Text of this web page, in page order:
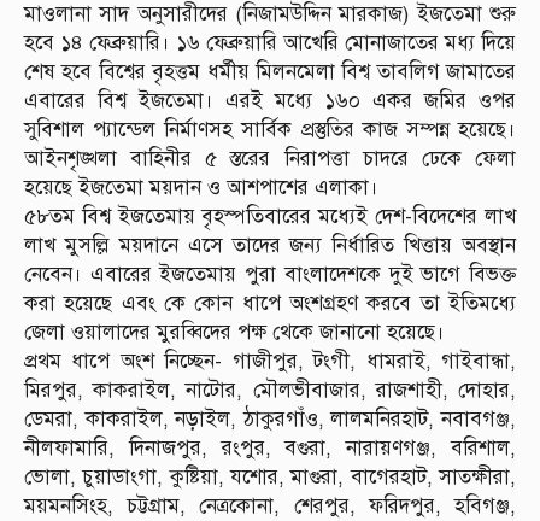
মাওলানা সাদ অনুসারীদের (নিজামউদ্দিন মারকাজ) ইজতেমা শুরু
হবে ১৪ ফেব্রুয়ারি। ১৬ ফেব্রুয়ারি আখেরি মোনাজাতের মধ্য দিয়ে
শেষ হবে বিশ্বের বৃহত্তম ধর্মীয় মিলনমেলা বিশ্ব তাবলিগ জামাতের
এবারের বিশ্ব ইজতেমা। এরই মধ্যে ১৬০ একর জমির ওপর
সুবিশাল প্যান্ডেল নির্মাণসহ সার্বিক প্রস্তুতির কাজ সম্পন্ন হয়েছে।
আইনশৃঙ্খলা বাহিনীর ৫ স্তরের নিরাপত্তা চাদরে ঢেকে ফেলা
হয়েছে ইজতেমা ময়দান ও আশপাশের এলাকা।
৫৮তম বিশ্ব ইজতেমায় বৃহস্পতিবারের মধ্যেই দেশ-বিদেশের লাখ
লাখ মুসল্লি ময়দানে এসে তাদের জন্য নির্ধারিত খিত্তায় অবস্থান
নেবেন। এবারের ইজতেমায় পুরা বাংলাদেশকে দুই ভাগে বিভক্ত
করা হয়েছে এবং কে কোন ধাপে অংশগ্রহণ করবে তা ইতিমধ্যে
জেলা ওয়ালাদের মুরব্বিদের পক্ষ থেকে জানানো হয়েছে।
প্রথম ধাপে অংশ নিচ্ছেন- গাজীপুর, টংগী, ধামরাই, গাইবান্ধা,
মিরপুর, কাকরাইল, নাটোর, মৌলভীবাজার, রাজশাহী, দোহার,
ডেমরা, কাকরাইল, নড়াইল, ঠাকুরগাঁও, লালমনিরহাট, নবাবগঞ্জ,
নীলফামারি, দিনাজপুর, রংপুর, বগুরা, নারায়ণগঞ্জ, বরিশাল,
ভোলা, চুয়াডাংগা, কুষ্টিয়া, যশোর, মাগুরা, বাগেরহাট, সাতক্ষীরা,
ময়মনসিংহ, চট্টগ্রাম, নেত্রকোনা, শেরপুর, ফরিদপুর, হবিগঞ্জ,